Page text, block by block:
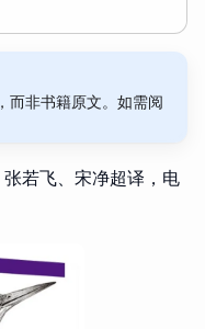
而非书籍原文。如需阅
若飞、宋净超译，电